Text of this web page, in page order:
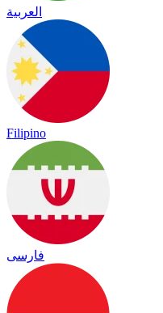
العربية
Filipino
فارسی